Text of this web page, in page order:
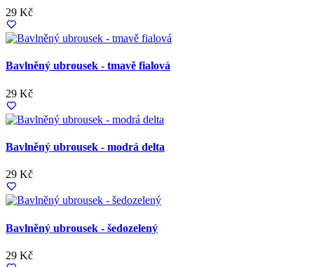
29 Kč
Bavlněný ubrousek - tmavě fialová
29 Kč
Bavlněný ubrousek - modrá delta
29 Kč
Bavlněný ubrousek - šedozelený
29 Kč